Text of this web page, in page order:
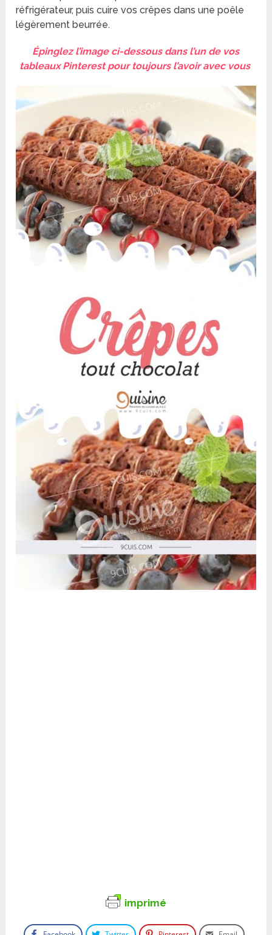
réfrigérateur, puis cuire vos crêpes dans une poêle
légèrement beurrée.
Épinglez l’image ci-dessous dans l’un de vos
tableaux Pinterest pour toujours l’avoir avec vous
imprimé